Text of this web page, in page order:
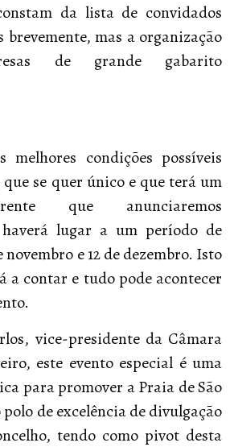
da lista de convidados
brevemente, mas a organização
de grande gabarito
condições possíveis
se quer único e que terá um
que anunciaremos
haverá lugar a um período de
novembro e 12 de dezembro. Isto
a contar e tudo pode acontecer
vice-presidente da Câmara
este evento especial é uma
para promover a Praia de São
de excelência de divulgação
tendo como pivot desta